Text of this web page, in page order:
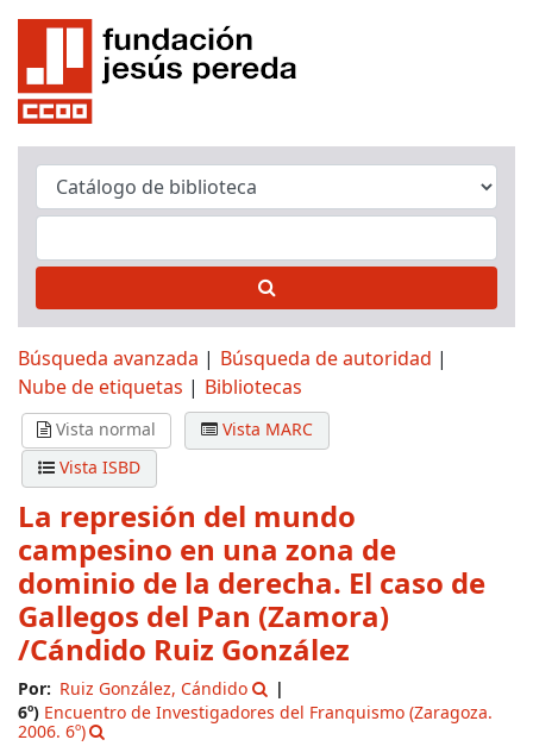
Búsqueda avanzada
Búsqueda de autoridad
Nube de etiquetas
Bibliotecas
Vista normal
Vista MARC
Vista ISBD
La represión del mundo
campesino en una zona de
dominio de la derecha. El caso de
Gallegos del Pan (Zamora)
/Cándido Ruiz González
Por: Ruiz González, Cándido
6º) Encuentro de Investigadores del Franquismo(Zaragoza.
2006. 6º)